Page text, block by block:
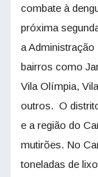
combate à
próxima
a Administração
bairros como
Vila Olímpia,
outros. O
e a região do
mutirões. No
toneladas de